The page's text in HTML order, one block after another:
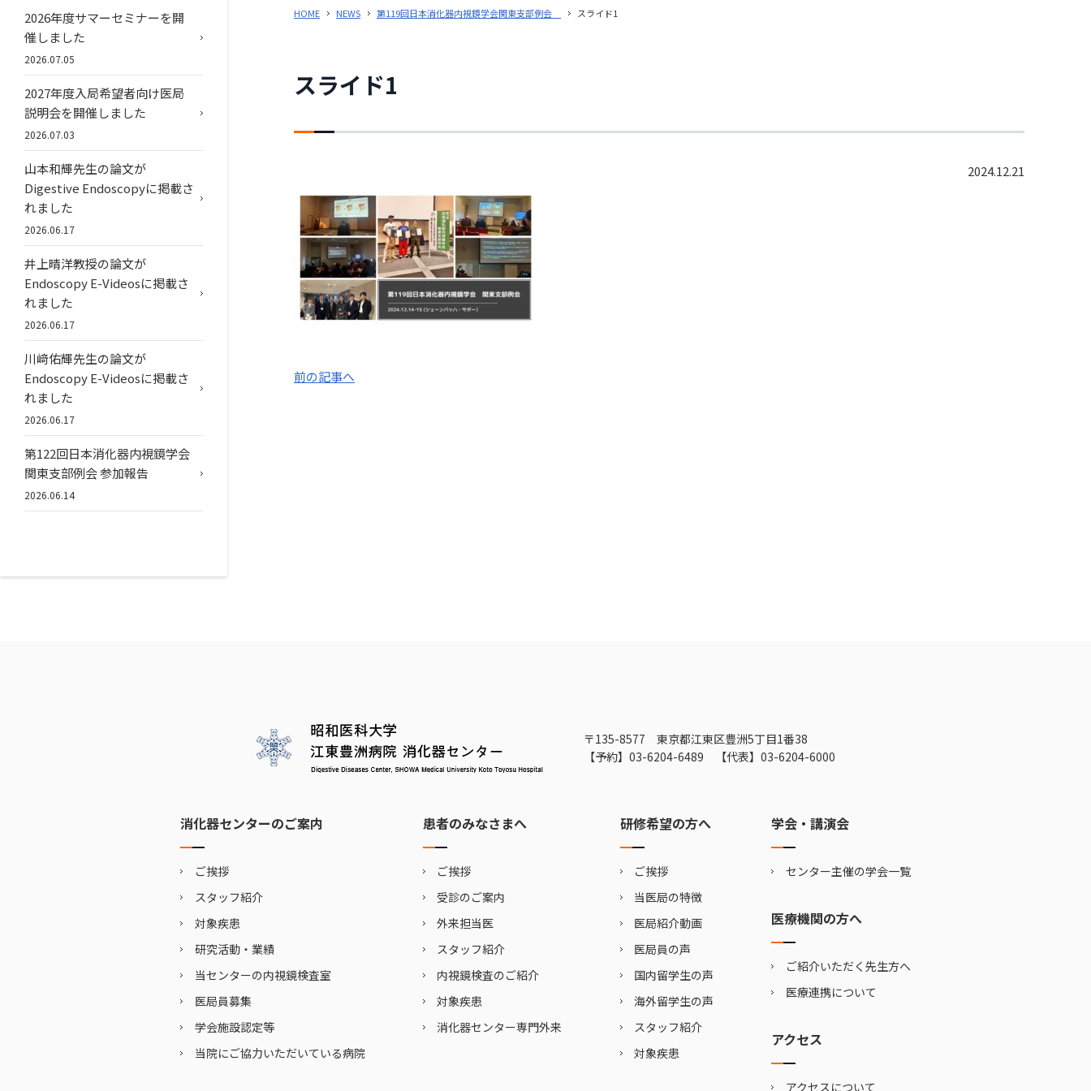
HOME NEWS 第119回日本消化器内視鏡学会関東支部例会 スライド1
スライド1
2024.12.21
前の記事へ
2026年度サマーセミナーを開
催しました
2026.07.05
2027年度入局希望者向け医局
説明会を開催しました
2026.07.03
山本和輝先生の論文が
Digestive Endoscopyに掲載さ
れました
2026.06.17
井上晴洋教授の論文が
Endoscopy E-Videosに掲載さ
れました
2026.06.17
川﨑佑輝先生の論文が
Endoscopy E-Videosに掲載さ
れました
2026.06.17
第122回日本消化器内視鏡学会
関東支部例会 参加報告
2026.06.14
〒135-8577 東京都江東区豊洲5丁目1番38
【予約】 03-6204-6489 【代表】 03-6204-6000
消化器センターのご案内
ご挨拶
スタッフ紹介
対象疾患
研究活動・業績
当センターの内視鏡検査室
医局員募集
学会施設認定等
当院にご協力いただいている病院
患者のみなさまへ
ご挨拶
受診のご案内
外来担当医
スタッフ紹介
内視鏡検査のご紹介
対象疾患
消化器センター専門外来
研修希望の方へ
ご挨拶
当医局の特徴
医局紹介動画
医局員の声
国内留学生の声
海外留学生の声
スタッフ紹介
対象疾患
学会・講演会
センター主催の学会一覧
医療機関の方へ
ご紹介いただく先生方へ
医療連携について
アクセス
アクセスについて